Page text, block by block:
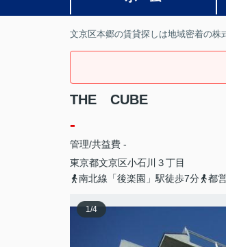
文京区本郷の賃貸探しは地域密着の株
THE CUBE
-
管理/共益費 -
東京都文京区小石川 ３丁目
南北線「後楽園」駅徒歩7分
都
1/4